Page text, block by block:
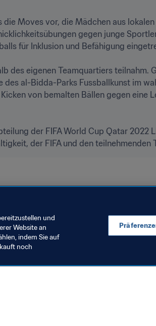
Moves vor, die Mädchen aus
gegen junge
für Inklusion und Befähigung
des eigenen Teamquartiers teilnahm.
al-Bidda-Parks Fussballkunst im
von bemalten Bällen gegen eine
der FIFA World Cup Qatar 2022
und
Website an
indem Sie auf
noch